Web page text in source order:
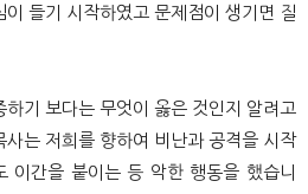
이 들기 시작하였고 문제점이 생기면 질
기 보다는 무엇이 옳은 것인지 알려고
는 저희를 향하여 비난과 공격을 시작
이간을 붙이는 등 악한 행동을 했습니